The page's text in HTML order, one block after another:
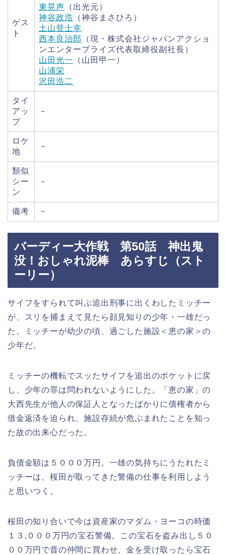
ゲス
ト
東晃声 （出光元）
神谷政浩 （神谷まさひろ）
土山登士幸
西本良治郎
（現・株式会社ジャパンアクショ
ンエンタープライズ代表取締役副社長）
山田光一
（山田甲一）
山浦栄
沢田浩二
タイ
アッ
プ
－
ロケ
地
－
類似
シー
ン
－
備考 －
バーディー大作戦 第50話 神出鬼
没！おしゃれ泥棒 あらすじ（スト
ーリー）
サイフをすられて叫ぶ追出刑事に出くわしたミッチー
が、スリを捕まえて見たら顔見知りの少年・一雄だっ
た。ミッチーが幼少の頃、過ごした施設＜恵の家＞の
少年だ。
ミッチーの機転でスッたサイフを追出のポケットに戻
し、少年の罪は問われないようにした。「恵の家」の
大西先生が他人の保証人となったばかりに債権者から
借金返済を迫られ、施設存続が危ぶまれたことを知っ
た故の出来心だった。
負債金額は５０００万円。一雄の気持ちにうたれたミ
ッチーは、桜田が取ってきた警備の仕事を利用しよう
と思いつく。
桜田の知り合いで今は資産家のマダム・ヨーコの時価
１３,０００万円の宝石警備。この宝石を盗み出し５０
００万円で昔の仲間に買わせ、金を受け取ったら宝石